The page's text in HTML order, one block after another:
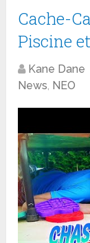
Cache-
Piscine
Kane Dane
News, NEO